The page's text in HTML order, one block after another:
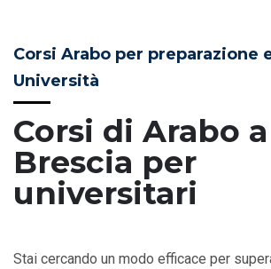
Corsi di Arabo a
Brescia per
universitari
Corsi Arabo per preparazione
Università
Stai cercando un modo efficace per